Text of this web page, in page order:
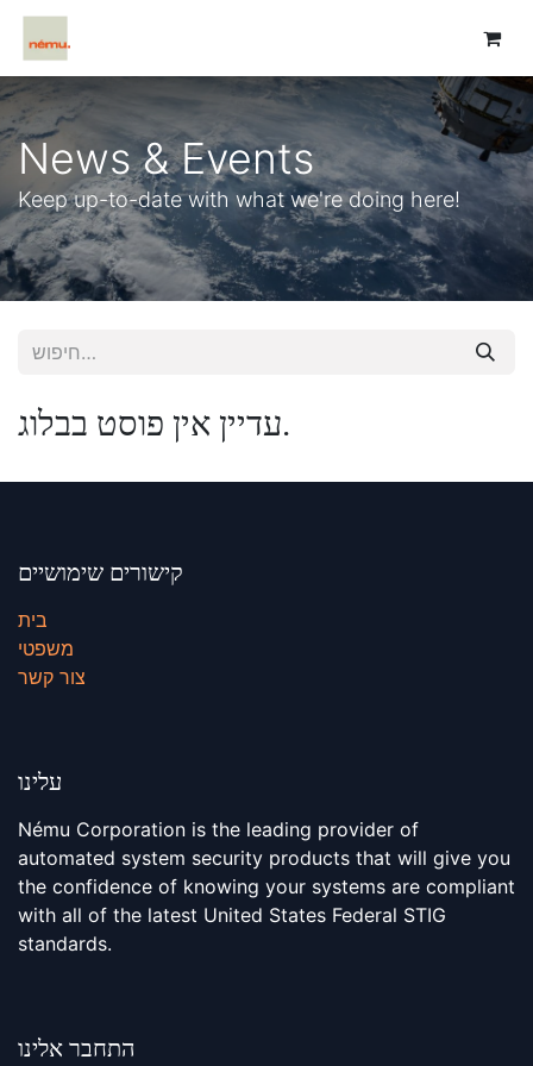
News & Events
Keep up-to-date with what we're doing here!
עדיין אין פוסט בבלוג.
קישורים שימושיים
בית
משפטי
צור קשר
עלינו
Nému Corporation is the leading provider of
automated system security products that will give you
the confidence of knowing your systems are compliant
with all of the latest United States Federal STIG
standards.
התחבר אלינו